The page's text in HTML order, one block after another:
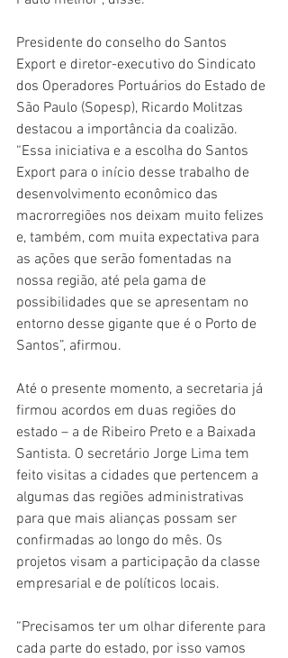
Presidente do conselho do Santos
Export e diretor-executivo do Sindicato
dos Operadores Portuários do Estado de
São Paulo (Sopesp), Ricardo Molitzas
destacou a importância da coalizão.
“Essa iniciativa e a escolha do Santos
Export para o início desse trabalho de
desenvolvimento econômico das
macrorregiões nos deixam muito felizes
e, também, com muita expectativa para
as ações que serão fomentadas na
nossa região, até pela gama de
possibilidades que se apresentam no
entorno desse gigante que é o Porto de
Santos”, afirmou.
Até o presente momento, a secretaria já
firmou acordos em duas regiões do
estado – a de Ribeiro Preto e a Baixada
Santista. O secretário Jorge Lima tem
feito visitas a cidades que pertencem a
algumas das regiões administrativas
para que mais alianças possam ser
confirmadas ao longo do mês. Os
projetos visam a participação da classe
empresarial e de políticos locais.
“Precisamos ter um olhar diferente para
cada parte do estado, por isso vamos